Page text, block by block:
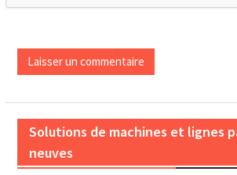
Solutions de machines et lignes
neuves